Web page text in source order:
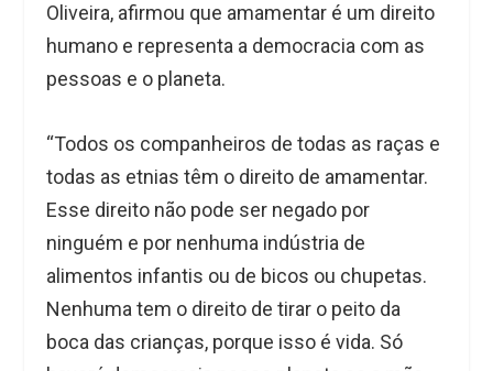
Oliveira, afirmou que amamentar é um direito
humano e representa a democracia com as
pessoas e o planeta.
“Todos os companheiros de todas as raças e
todas as etnias têm o direito de amamentar.
Esse direito não pode ser negado por
ninguém e por nenhuma indústria de
alimentos infantis ou de bicos ou chupetas.
Nenhuma tem o direito de tirar o peito da
boca das crianças, porque isso é vida. Só